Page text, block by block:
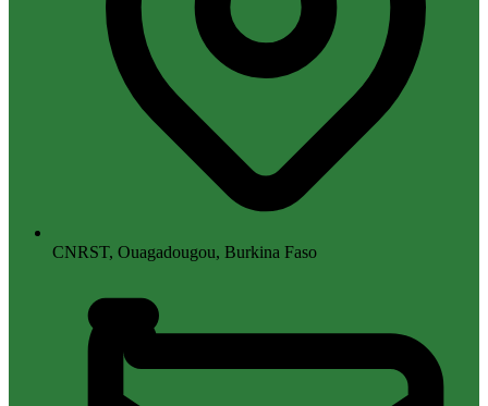
CNRST, Ouagadougou, Burkina Faso